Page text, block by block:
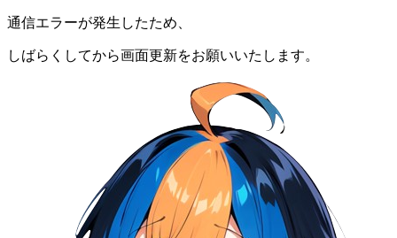
通信エラーが発生したため、
しばらくしてから画面更新をお願いいたします。